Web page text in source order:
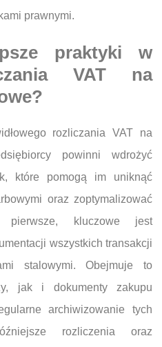
prawnymi.
praktyki w
VAT na
rozliczania VAT na
powinni wdrożyć
które pomogą im uniknąć
oraz zoptymalizować
kluczowe jest
wszystkich transakcji
stalowymi. Obejmuje to
jak i dokumenty zakupu
archiwizowanie tych
rozliczenia oraz